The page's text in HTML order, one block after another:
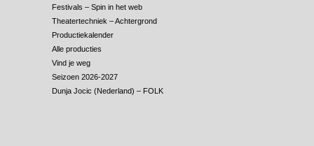
Festivals – Spin in het web
Theatertechniek – Achtergrond
Productiekalender
Alle producties
Vind je weg
Seizoen 2026-2027
Dunja Jocic (Nederland) – FOLK